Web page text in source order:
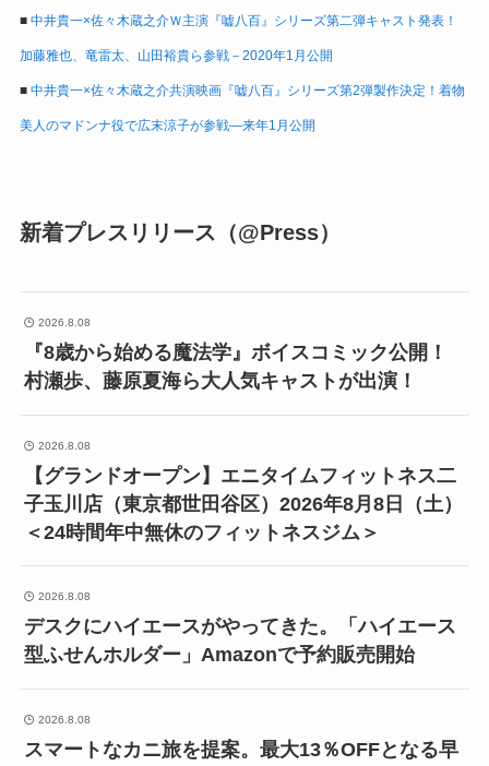
■ 中井貴一×佐々木蔵之介Ｗ主演『嘘八百』シリーズ第二弾キャスト発表！
加藤雅也、竜雷太、山田裕貴ら参戦－2020年1月公開
■ 中井貴一×佐々木蔵之介共演映画『嘘八百』シリーズ第2弾製作決定！着物
美人のマドンナ役で広末涼子が参戦―来年1月公開
新着プレスリリース（@Press）
2026.8.08
『8歳から始める魔法学』ボイスコミック公開！
村瀬歩、藤原夏海ら大人気キャストが出演！
2026.8.08
【グランドオープン】エニタイムフィットネス二
子玉川店（東京都世田谷区）2026年8月8日（土）
＜24時間年中無休のフィットネスジム＞
2026.8.08
デスクにハイエースがやってきた。「ハイエース
型ふせんホルダー」Amazonで予約販売開始
2026.8.08
スマートなカニ旅を提案。最大13％OFFとなる早